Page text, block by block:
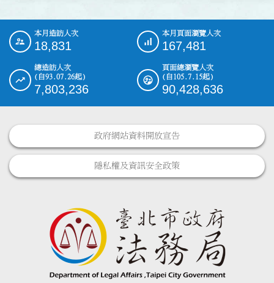
::: 本月造訪人次
18,831
本月頁面瀏覽人次
167,481
總造訪人次
(自93.07.26起)
7,803,236
頁面總瀏覽人次
(自105.7.15起)
90,428,636
政府網站資料開放宣告
隱私權及資訊安全政策